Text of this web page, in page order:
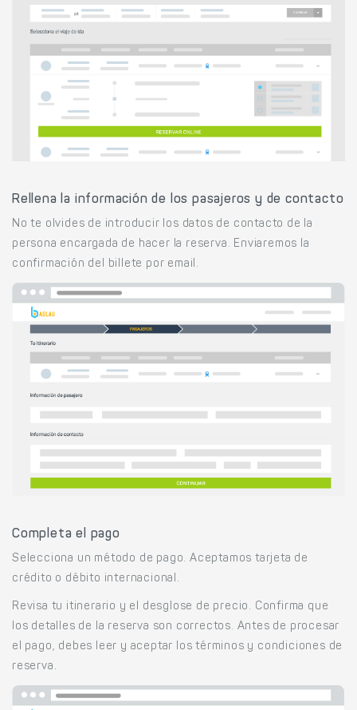
Rellena la información de los pasajeros y de contacto
No te olvides de introducir los datos de contacto de la
persona encargada de hacer la reserva. Enviaremos la
confirmación del billete por email.
Completa el pago
Selecciona un método de pago. Aceptamos tarjeta de
crédito o débito internacional.
Revisa tu itinerario y el desglose de precio. Confirma que
los detalles de la reserva son correctos. Antes de procesar
el pago, debes leer y aceptar los términos y condiciones de
reserva.